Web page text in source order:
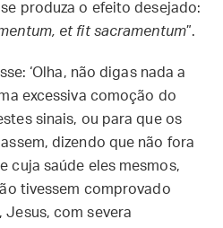
produza o efeito desejado:
et fit sacramentum”.
‘Olha, não digas nada a
excessiva comoção do
sinais, ou para que os
dizendo que não fora
cuja saúde eles mesmos,
tivessem comprovado
Jesus, com severa